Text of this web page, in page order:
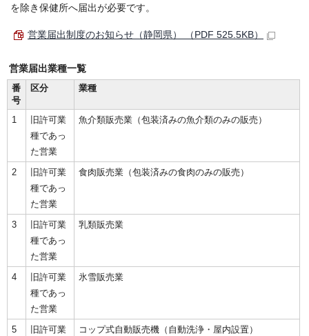
を除き保健所へ届出が必要です。
営業届出制度のお知らせ（静岡県） （PDF 525.5KB）
営業届出業種一覧
番
号
区分 業種
1
旧許可業
種であっ
た営業
魚介類販売業（包装済みの魚介類のみの販売）
2
旧許可業
種であっ
た営業
食肉販売業（包装済みの食肉のみの販売）
3
旧許可業
種であっ
た営業
乳類販売業
4
旧許可業
種であっ
た営業
氷雪販売業
5
旧許可業
コップ式自動販売機（自動洗浄・屋内設置）